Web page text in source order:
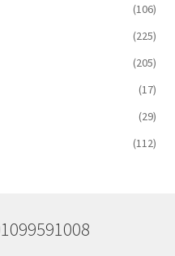
(106)
(225)
(205)
(17)
(29)
(112)